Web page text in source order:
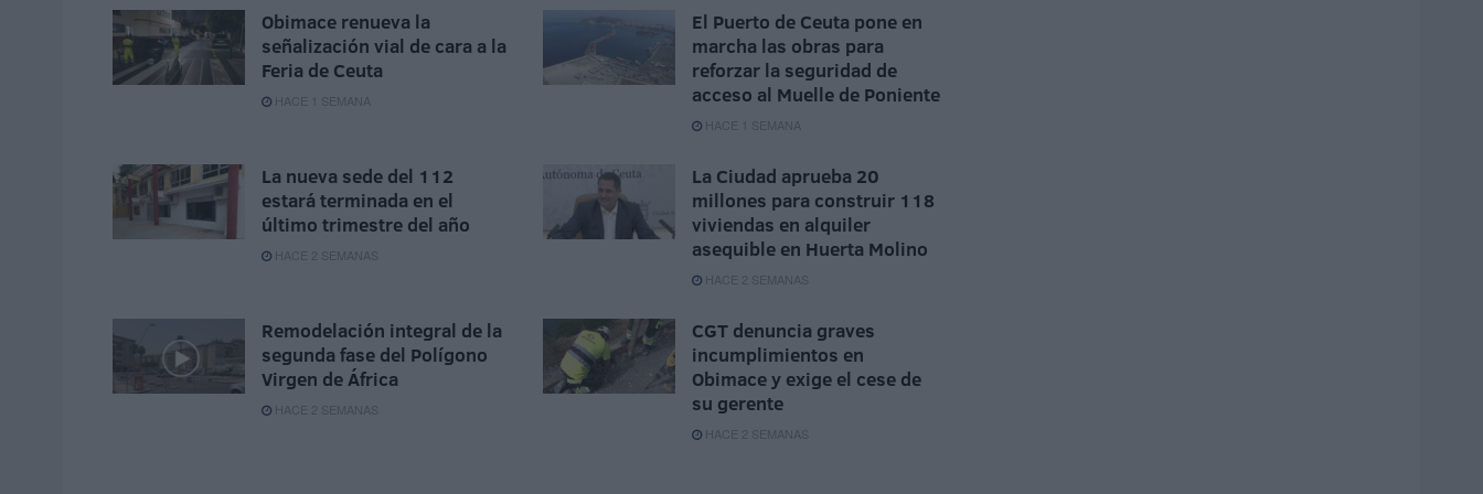
Obimace renueva la
señalización vial de cara a la
Feria de Ceuta
HACE 1 SEMANA
El Puerto de Ceuta pone en
marcha las obras para
reforzar la seguridad de
acceso al Muelle de Poniente
HACE 1 SEMANA
La nueva sede del 112
estará terminada en el
último trimestre del año
HACE 2 SEMANAS
La Ciudad aprueba 20
millones para construir 118
viviendas en alquiler
asequible en Huerta Molino
HACE 2 SEMANAS
Remodelación integral de la
segunda fase del Polígono
Virgen de África
HACE 2 SEMANAS
CGT denuncia graves
incumplimientos en
Obimace y exige el cese de
su gerente
HACE 2 SEMANAS